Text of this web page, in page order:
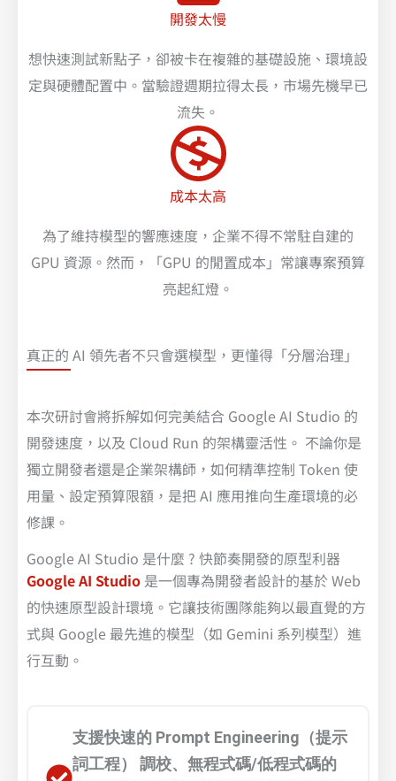
開發太慢
想快速測試新點子，卻被卡在複雜的基礎設施、環境設
定與硬體配置中。當驗證週期拉得太長，市場先機早已
流失。
成本太高
為了維持模型的響應速度，企業不得不常駐自建的
GPU 資源。然而，「GPU 的閒置成本」常讓專案預算
亮起紅燈。
真正的 AI 領先者不只會選模型，更懂得「分層治理」
本次研討會將拆解如何完美結合 Google AI Studio 的
開發速度，以及 Cloud Run 的架構靈活性。 不論你是
獨立開發者還是企業架構師，如何精準控制 Token 使
用量、設定預算限額，是把 AI 應用推向生產環境的必
修課。
Google AI Studio 是什麼 ? 快節奏開發的原型利器
Google AI Studio 是一個專為開發者設計的基於 Web
的快速原型設計環境。它讓技術團隊能夠以最直覺的方
式與 Google 最先進的模型（如 Gemini 系列模型）進
行互動。
支援快速的 Prompt Engineering（提示
詞工程） 調校、無程式碼/低程式碼的